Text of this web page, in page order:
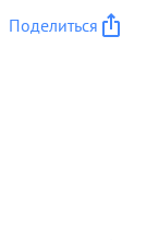
Поделиться